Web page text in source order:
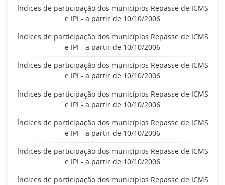
Índices de participação dos municípios Repasse de ICMS
e IPI - a partir de 10/10/2006
Índices de participação dos municípios Repasse de ICMS
e IPI - a partir de 10/10/2006
Índices de participação dos municípios Repasse de ICMS
e IPI - a partir de 10/10/2006
Índices de participação dos municípios Repasse de ICMS
e IPI - a partir de 10/10/2006
Índices de participação dos municípios Repasse de ICMS
e IPI - a partir de 10/10/2006
Índices de participação dos municípios Repasse de ICMS
e IPI - a partir de 10/10/2006
Índices de participação dos municípios Repasse de ICMS